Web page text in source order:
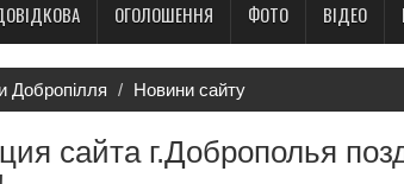
ОГОЛОШЕННЯ ФОТО ВІДЕО
Добропілля Новини сайту
сайта г.Доброполья